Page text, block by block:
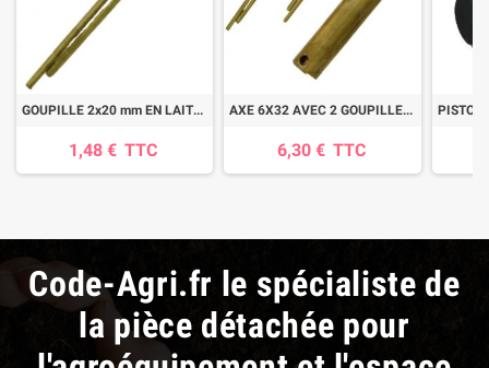
GOUPILLE 2x20 mm EN LAITON
1,48 € TTC
AXE 6X32 AVEC 2 GOUPILLES, AVEC 2 TROUS DE GOUPILLES
6,30 € TTC
Code-Agri.fr le spécialiste de
la pièce détachée pour